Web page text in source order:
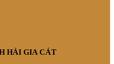
HẢI GIA CÁT